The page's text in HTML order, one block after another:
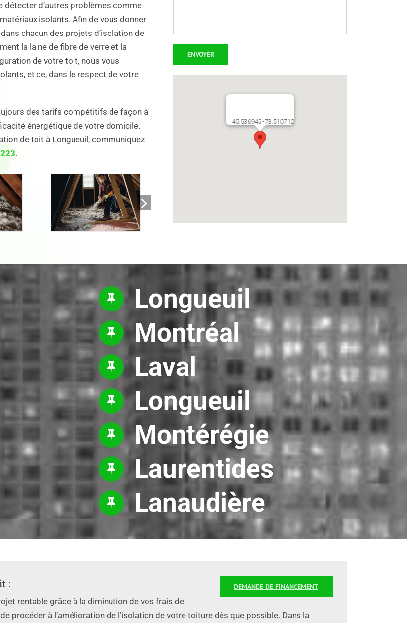
détecter d’autres problèmes comme
isolants. Afin de vous donner
chacun des projets d’isolation de
la laine de fibre de verre et la
de votre toit, nous vous
et ce, dans le respect de votre
des tarifs compétitifs de façon à
énergétique de votre domicile.
de toit à Longueuil, communiquez
.
45.536945 -73.510712
Longueuil
Montréal
Laval
Longueuil
Montérégie
Laurentides
Lanaudière
DEMANDE DE FINANCEMENT
:
rentable grâce à la diminution de vos frais de
procéder à l’amélioration de l’isolation de votre toiture dès que possible. Dans la